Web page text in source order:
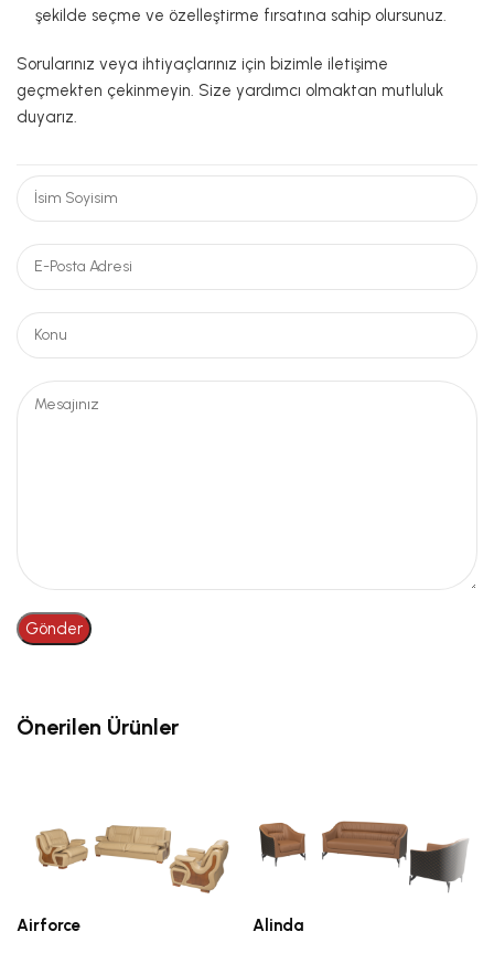
şekilde seçme ve özelleştirme fırsatına sahip olursunuz.
Sorularınız veya ihtiyaçlarınız için bizimle iletişime
geçmekten çekinmeyin. Size yardımcı olmaktan mutluluk
duyarız.
Önerilen Ürünler
Airforce Alinda